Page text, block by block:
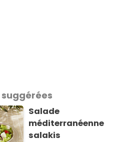
Salade
méditerranéenne
salakis